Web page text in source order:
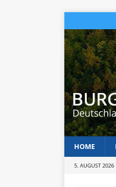
HOME
5. AUGUST 2026